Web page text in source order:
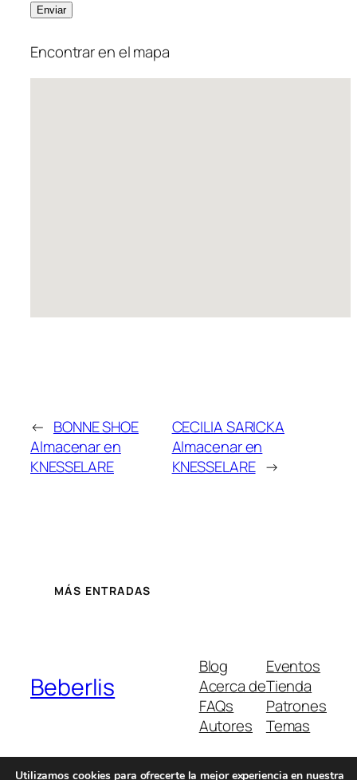
Encontrar en el mapa
← BONNE SHOE
Almacenar en
KNESSELARE
CECILIA SARICKA
Almacenar en
KNESSELARE →
MÁS ENTRADAS
Beberlis
Blog
Acerca de
FAQs
Autores
Eventos
Tienda
Patrones
Temas
Utilizamos cookies para ofrecerte la mejor experiencia en nuestra